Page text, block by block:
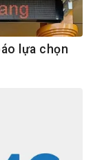
lựa chọn